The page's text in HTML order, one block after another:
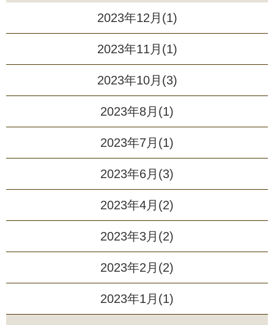
2023年12月(1)
2023年11月(1)
2023年10月(3)
2023年8月(1)
2023年7月(1)
2023年6月(3)
2023年4月(2)
2023年3月(2)
2023年2月(2)
2023年1月(1)